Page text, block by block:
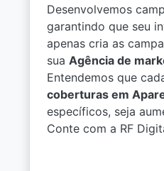
Desenvolvemos
garantindo que seu
apenas cria as
sua Agência de
Entendemos que
coberturas em
específicos, seja
Conte com a RF